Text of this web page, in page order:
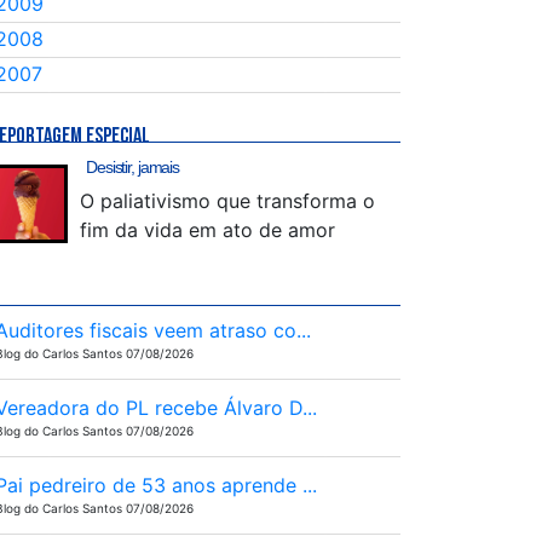
ESPECIAL
Desistir, jamais
O paliativismo que transforma o
fim da vida em ato de amor
fiscais veem atraso co...
do Carlos Santos 07/08/2026
do PL recebe Álvaro D...
do Carlos Santos 07/08/2026
pedreiro de 53 anos aprende ...
do Carlos Santos 07/08/2026